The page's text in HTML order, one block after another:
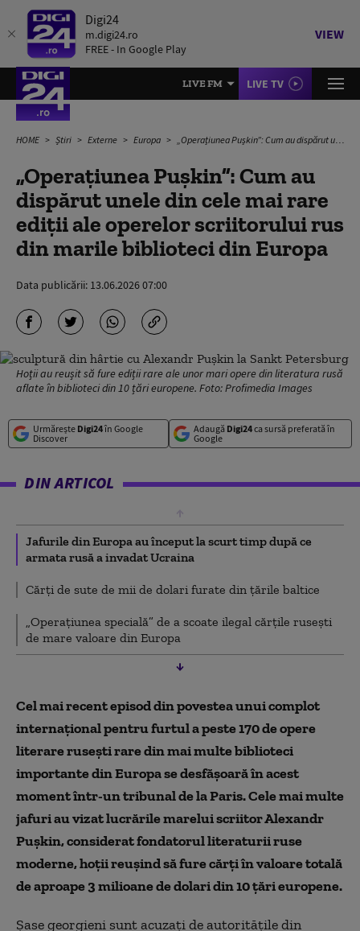
Digi24
m.digi24.ro
FREE - In Google Play
VIEW
LIVE FM LIVE TV
HOME Știri Externe Europa „Operațiunea Pușkin”: Cum au dispărut unele din cele mai rare ediții ale operelor scriitorului rus din marile biblioteci din Europa
„Operațiunea Pușkin”: Cum au
dispărut unele din cele mai rare
ediții ale operelor scriitorului rus
din marile biblioteci din Europa
Data publicării: 13.06.2026 07:00
Hoții au reușit să fure ediții rare ale unor mari opere din literatura rusă
aflate în biblioteci din 10 țări europene. Foto: Profimedia Images
Urmărește Digi24în Google
Discover
Adaugă Digi24ca sursă preferată în
Google
DIN ARTICOL
Jafurile din Europa au început la scurt timp după ce
armata rusă a invadat Ucraina
Cărți de sute de mii de dolari furate din țările baltice
„Operațiunea specială” de a scoate ilegal cărțile rusești
de mare valoare din Europa
Cel mai recent episod din povestea unui complot
internațional pentru furtul a peste 170 de opere
literare rusești rare din mai multe biblioteci
importante din Europa se desfășoară în acest
moment într-un tribunal de la Paris. Cele mai multe
jafuri au vizat lucrările marelui scriitor Alexandr
Pușkin, considerat fondatorul literaturii ruse
moderne, hoții reușind să fure cărți în valoare totală
de aproape 3 milioane de dolari din 10 țări europene.
Șase georgieni sunt acuzați de autoritățile din